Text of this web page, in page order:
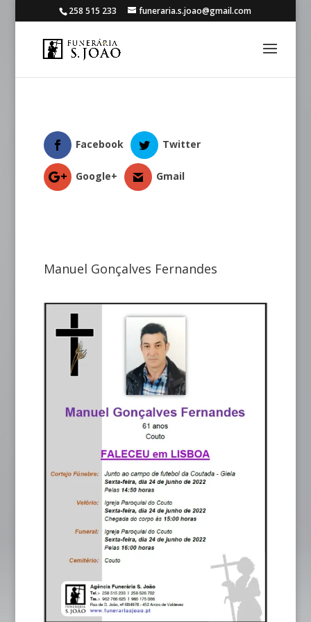
258 515 233 funeraria.s.joao@gmail.com
Facebook Twitter
Google+ Gmail
Manuel Gonçalves Fernandes